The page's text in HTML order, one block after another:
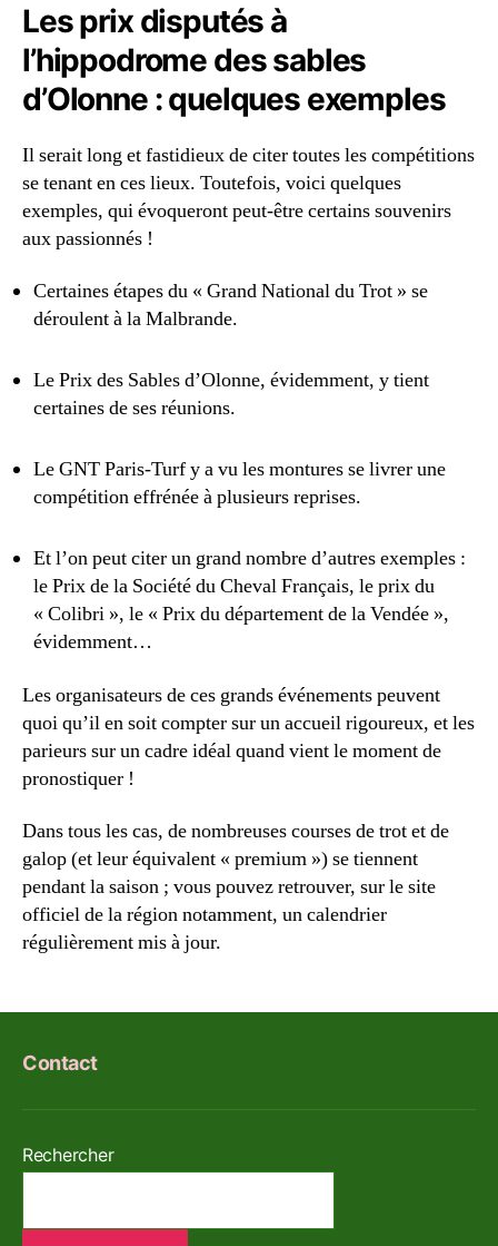
Les prix disputés à
l’hippodrome des sables
d’Olonne : quelques exemples
Il serait long et fastidieux de citer toutes les compétitions
se tenant en ces lieux. Toutefois, voici quelques
exemples, qui évoqueront peut-être certains souvenirs
aux passionnés !
Certaines étapes du « Grand National du Trot » se
déroulent à la Malbrande.
Le Prix des Sables d’Olonne, évidemment, y tient
certaines de ses réunions.
Le GNT Paris-Turf y a vu les montures se livrer une
compétition effrénée à plusieurs reprises.
Et l’on peut citer un grand nombre d’autres exemples :
le Prix de la Société du Cheval Français, le prix du
« Colibri », le « Prix du département de la Vendée »,
évidemment…
Les organisateurs de ces grands événements peuvent
quoi qu’il en soit compter sur un accueil rigoureux, et les
parieurs sur un cadre idéal quand vient le moment de
pronostiquer !
Dans tous les cas, de nombreuses courses de trot et de
galop (et leur équivalent « premium ») se tiennent
pendant la saison ; vous pouvez retrouver, sur le site
officiel de la région notamment, un calendrier
régulièrement mis à jour.
Contact
Rechercher